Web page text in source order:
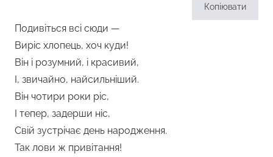
Копіювати
Подивіться всі сюди —
Виріс хлопець, хоч куди!
Він і розумний, і красивий,
І, звичайно, найсильніший.
Він чотири роки ріс,
І тепер, задерши ніс,
Свій зустрічає день народження.
Так лови ж привітання!